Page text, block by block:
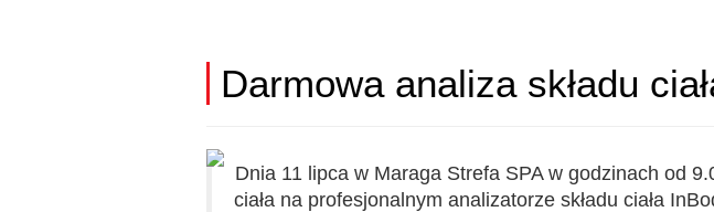
Darmowa analiza składu
Dnia 11 lipca w Maraga Strefa SPA w godzinach od
ciała na profesjonalnym analizatorze składu ciała